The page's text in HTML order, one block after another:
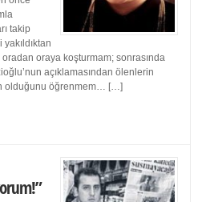
takip
oraya koşturmam; sonrasında
açıklamasından ölenlerin
olduğunu öğrenmem… […]